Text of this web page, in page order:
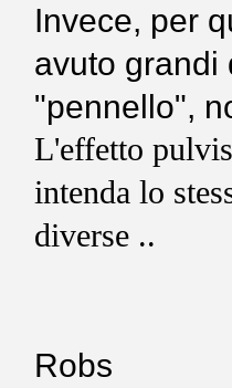
Invece, per
avuto grandi
"pennello",
L'effetto
intenda lo
diverse ..
Robs